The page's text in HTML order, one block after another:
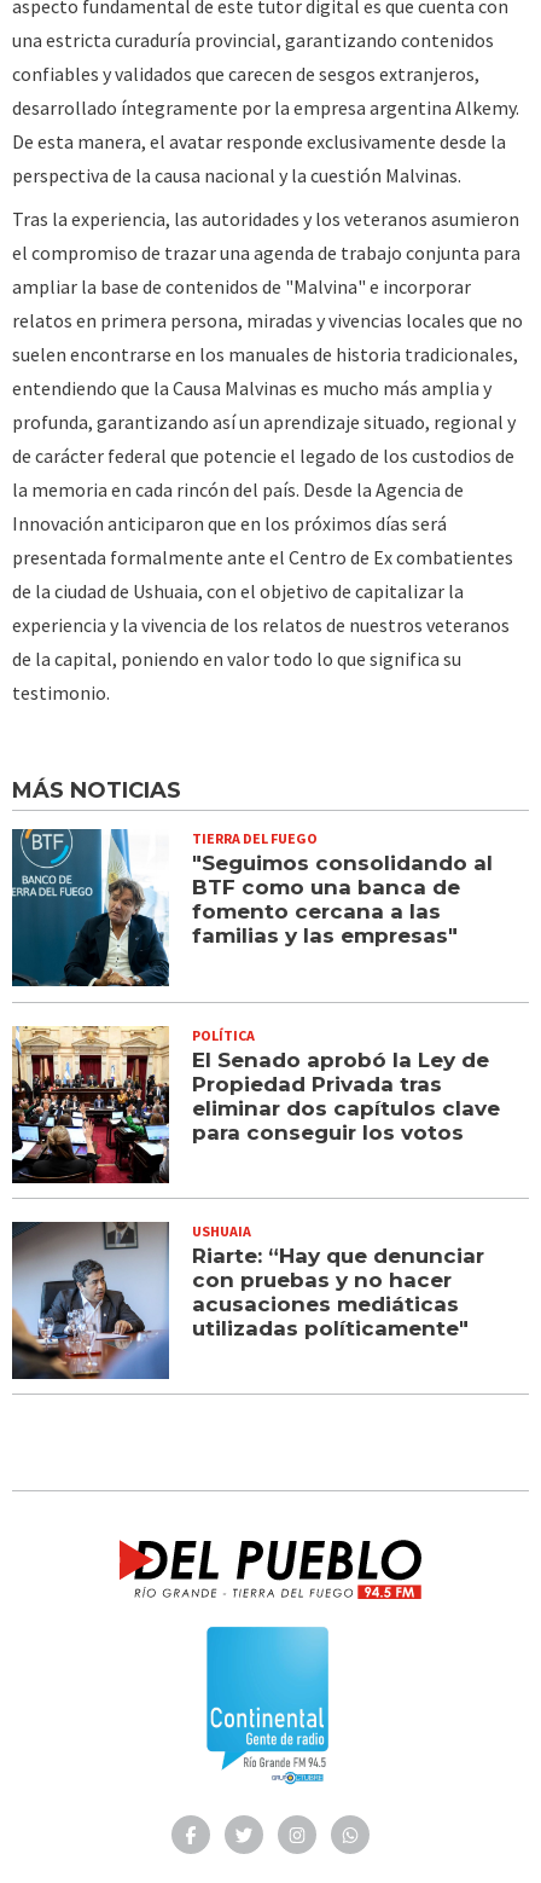
aspecto fundamental de este tutor digital es que cuenta con
una estricta curaduría provincial, garantizando contenidos
confiables y validados que carecen de sesgos extranjeros,
desarrollado íntegramente por la empresa argentina Alkemy.
De esta manera, el avatar responde exclusivamente desde la
perspectiva de la causa nacional y la cuestión Malvinas.
Tras la experiencia, las autoridades y los veteranos asumieron
el compromiso de trazar una agenda de trabajo conjunta para
ampliar la base de contenidos de "Malvina" e incorporar
relatos en primera persona, miradas y vivencias locales que no
suelen encontrarse en los manuales de historia tradicionales,
entendiendo que la Causa Malvinas es mucho más amplia y
profunda, garantizando así un aprendizaje situado, regional y
de carácter federal que potencie el legado de los custodios de
la memoria en cada rincón del país. Desde la Agencia de
Innovación anticiparon que en los próximos días será
presentada formalmente ante el Centro de Ex combatientes
de la ciudad de Ushuaia, con el objetivo de capitalizar la
experiencia y la vivencia de los relatos de nuestros veteranos
de la capital, poniendo en valor todo lo que significa su
testimonio.
MÁS NOTICIAS
TIERRA DEL FUEGO
"Seguimos consolidando al
BTF como una banca de
fomento cercana a las
familias y las empresas"
POLÍTICA
El Senado aprobó la Ley de
Propiedad Privada tras
eliminar dos capítulos clave
para conseguir los votos
USHUAIA
Riarte: “Hay que denunciar
con pruebas y no hacer
acusaciones mediáticas
utilizadas políticamente"